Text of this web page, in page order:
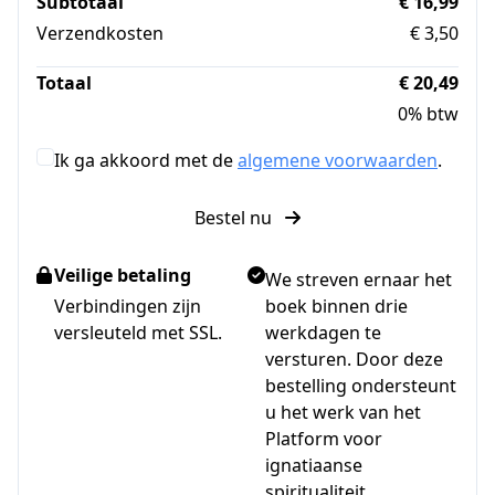
Verzendkosten
€ 3,50
Totaal
€ 20,49
0% btw
Ik ga akkoord met dealgemene voorwaarden.
Bestel nu
Veilige betaling
Verbindingen zijn
versleuteld met SSL.
We streven ernaar het
boek binnen drie
werkdagen te
versturen. Door deze
bestelling ondersteunt
u het werk van het
Platform voor
ignatiaanse